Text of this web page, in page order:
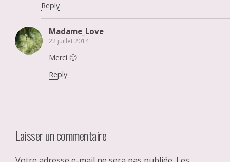
Reply
Madame_Love
22 juillet 2014
Merci 🙂
Reply
Laisser un commentaire